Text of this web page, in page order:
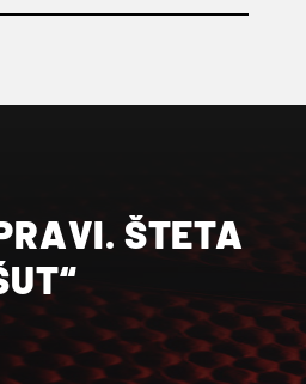
ŠTETA